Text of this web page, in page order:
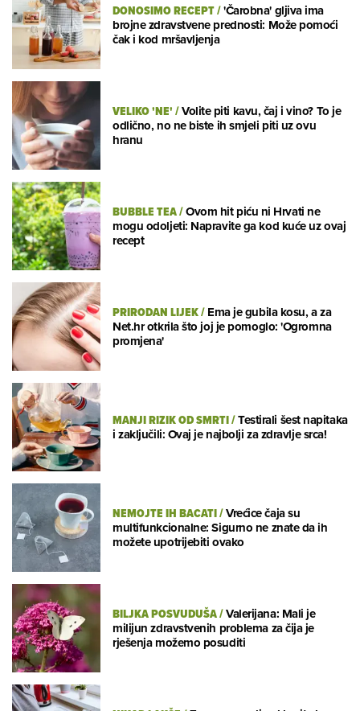
DONOSIMO RECEPT/'Čarobna' gljiva ima
brojne zdravstvene prednosti: Može pomoći
čak i kod mršavljenja
VELIKO 'NE'/Volite piti kavu, čaj i vino? To je
odlično, no ne biste ih smjeli piti uz ovu
hranu
BUBBLE TEA/Ovom hit piću ni Hrvati ne
mogu odoljeti: Napravite ga kod kuće uz ovaj
recept
PRIRODAN LIJEK/Ema je gubila kosu, a za
Net.hr otkrila što joj je pomoglo: 'Ogromna
promjena'
MANJI RIZIK OD SMRTI/Testirali šest napitaka
i zaključili: Ovaj je najbolji za zdravlje srca!
NEMOJTE IH BACATI/Vrećice čaja su
multifunkcionalne: Sigurno ne znate da ih
možete upotrijebiti ovako
BILJKA POSVUDUŠA/Valerijana: Mali je
milijun zdravstvenih problema za čija je
rješenja možemo posuditi